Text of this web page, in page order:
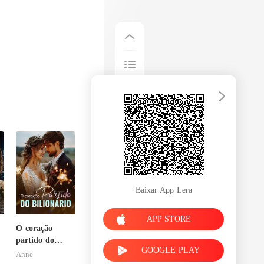
O coração
partido do
bilionário
Anne
Baixar App Lera
APP STORE
GOOGLE PLAY